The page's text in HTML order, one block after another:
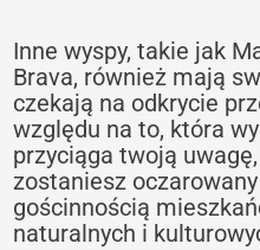
Inne wyspy, takie jak
Brava, również mają
czekają na odkrycie
względu na to, która
przyciąga twoją
zostaniesz
gościnnością
naturalnych i